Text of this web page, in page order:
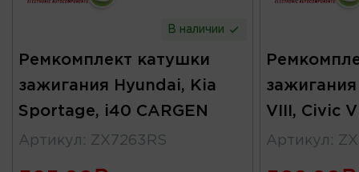
В наличии
Ремкомплект катушки
зажигания Hyundai, Kia
Sportage, i40 CARGEN
Артикул : ZX7263RS
VIII, Civic
Артикул :